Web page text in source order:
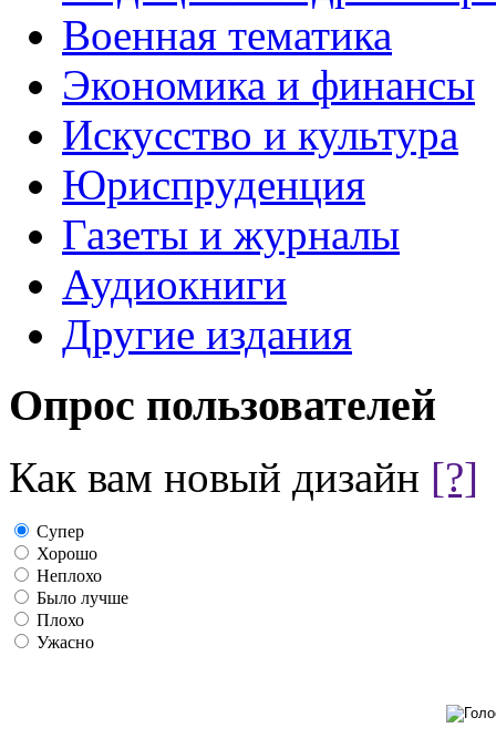
Военная тематика
Экономика и финансы
Искусство и культура
Юриспруденция
Газеты и журналы
Аудиокниги
Другие издания
Опрос пользователей
Как вам новый дизайн [?]
Супер
Хорошо
Неплохо
Было лучше
Плохо
Ужасно